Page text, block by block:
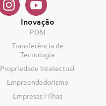
Inovação
PD&I
Transferência de
Tecnologia
Propriedade Intelectual
Empreendedorismo
Empresas Filhas